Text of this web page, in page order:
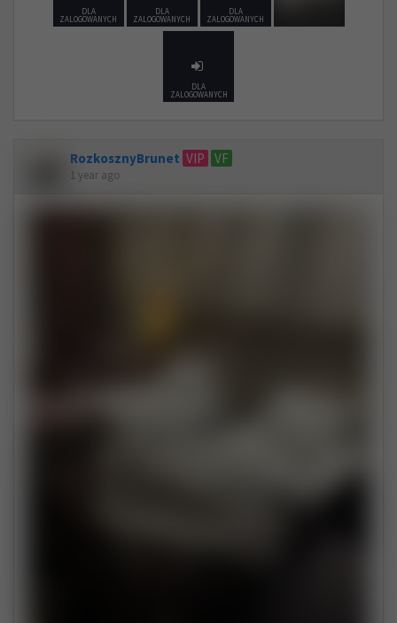
DLA
ZALOGOWANYCH
DLA
ZALOGOWANYCH
DLA
ZALOGOWANYCH
DLA
ZALOGOWANYCH
RozkosznyBrunet VIP VF
1 year ago